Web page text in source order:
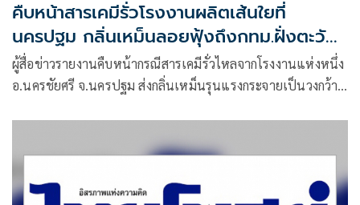
คืบหน้าสารเคมีรั่วโรงงานผลิตเส้นใยที่
นครปฐม กลิ่นเหม็นลอยฟุ้งถึงกทม.ฝั่งตะวัน
ตก
ผู้สื่อข่าวรายงานคืบหน้ากรณีสารเคมีรั่วไหลจากโรงงานแห่งหนึ่ง
อ.นครชัยศรี จ.นครปฐม ส่งกลิ่นเหม็นรุนแรงกระจายเป็นวงกว้าง